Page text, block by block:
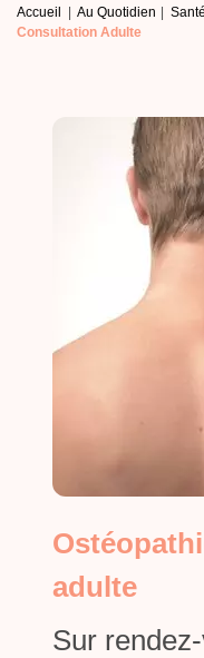
Accueil Au Quotidien Santé
Consultation Adulte
adulte
Sur